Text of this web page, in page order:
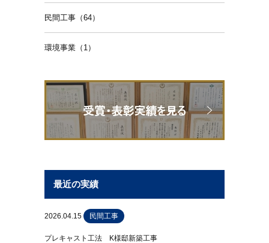
民間工事（64）
環境事業（1）
最近の実績
2026.04.15 民間工事
プレキャスト工法 K様邸新築工事